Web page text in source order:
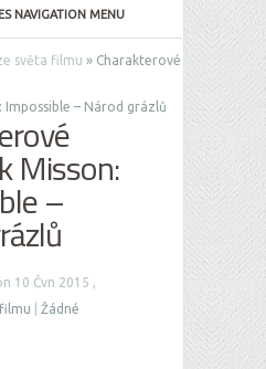
NAVIGATION MENU
světa filmu » Charakterové
Impossible – Národ grázlů
Misson:
–
10 Čvn 2015 ,
Žádné